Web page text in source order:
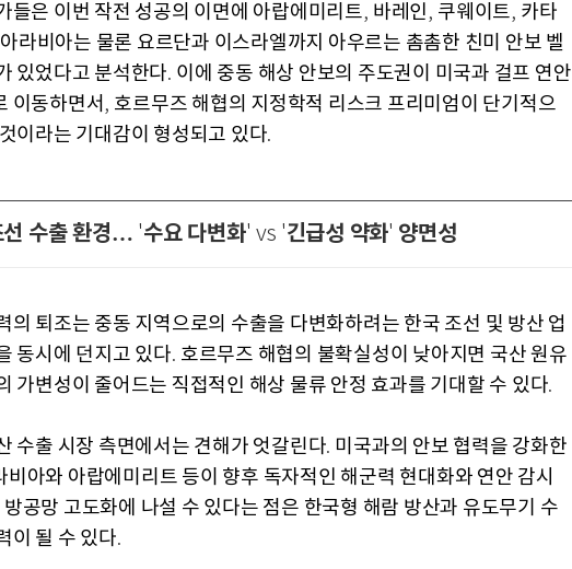
들은 이번 작전 성공의 이면에 아랍에미리트, 바레인, 쿠웨이트, 카타
라비아는 물론 요르단과 이스라엘까지 아우르는 촘촘한 친미 안보 벨
있었다고 분석한다. 이에 중동 해상 안보의 주도권이 미국과 걸프 연안
이동하면서, 호르무즈 해협의 지정학적 리스크 프리미엄이 단기적으
이라는 기대감이 형성되고 있다.
선 수출 환경… '수요 다변화' vs '긴급성 약화' 양면성
의 퇴조는 중동 지역으로의 수출을 다변화하려는 한국 조선 및 방산 업
동시에 던지고 있다. 호르무즈 해협의 불확실성이 낮아지면 국산 원유
가변성이 줄어드는 직접적인 해상 물류 안정 효과를 기대할 수 있다.
수출 시장 측면에서는 견해가 엇갈린다. 미국과의 안보 협력을 강화한
비아와 아랍에미리트 등이 향후 독자적인 해군력 현대화와 연안 감시
방공망 고도화에 나설 수 있다는 점은 한국형 해람 방산과 유도무기 수
이 될 수 있다.